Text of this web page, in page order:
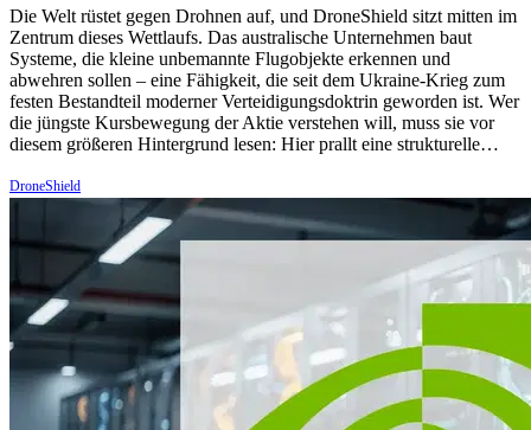
Die Welt rüstet gegen Drohnen auf, und DroneShield sitzt mitten im
Zentrum dieses Wettlaufs. Das australische Unternehmen baut
Systeme, die kleine unbemannte Flugobjekte erkennen und
abwehren sollen – eine Fähigkeit, die seit dem Ukraine-Krieg zum
festen Bestandteil moderner Verteidigungsdoktrin geworden ist. Wer
die jüngste Kursbewegung der Aktie verstehen will, muss sie vor
diesem größeren Hintergrund lesen: Hier prallt eine strukturelle…
DroneShield